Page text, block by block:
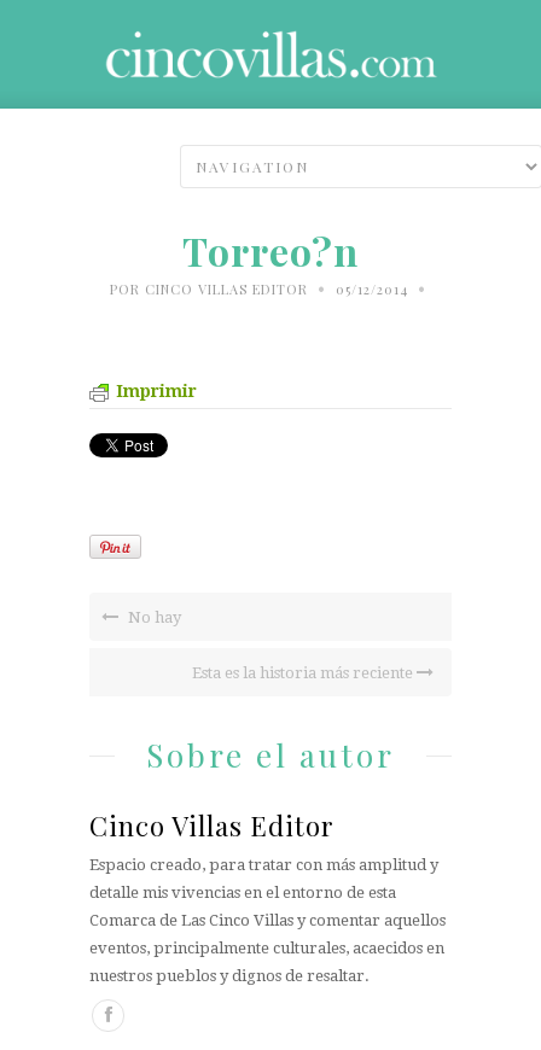
Torreo?n
POR CINCO VILLAS EDITOR • 05/12/2014 •
Imprimir
No hay
Esta es la historia más reciente
Sobre el autor
Cinco Villas Editor
Espacio creado, para tratar con más amplitud y
detalle mis vivencias en el entorno de esta
Comarca de Las Cinco Villas y comentar aquellos
eventos, principalmente culturales, acaecidos en
nuestros pueblos y dignos de resaltar.